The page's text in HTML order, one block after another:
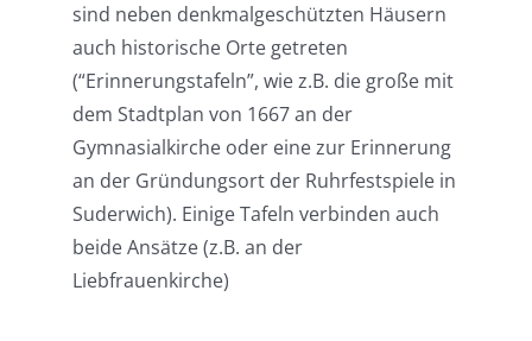
sind neben denkmalgeschützten Häusern
auch historische Orte getreten
(“Erinnerungstafeln”, wie z.B. die große mit
dem Stadtplan von 1667 an der
Gymnasialkirche oder eine zur Erinnerung
an der Gründungsort der Ruhrfestspiele in
Suderwich). Einige Tafeln verbinden auch
beide Ansätze (z.B. an der
Liebfrauenkirche)